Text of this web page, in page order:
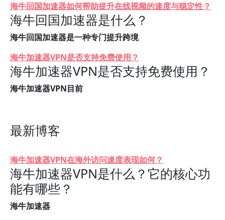
海牛回国加速器如何帮助提升在线视频的速度与稳定性？
海牛回国加速器是什么？
海牛回国加速器是一种专门提升跨境
海牛加速器VPN是否支持免费使用？
海牛加速器VPN是否支持免费使用？
海牛加速器VPN目前
最新博客
海牛加速器VPN在海外访问速度表现如何？
海牛加速器VPN是什么？它的核心功
能有哪些？
海牛加速器